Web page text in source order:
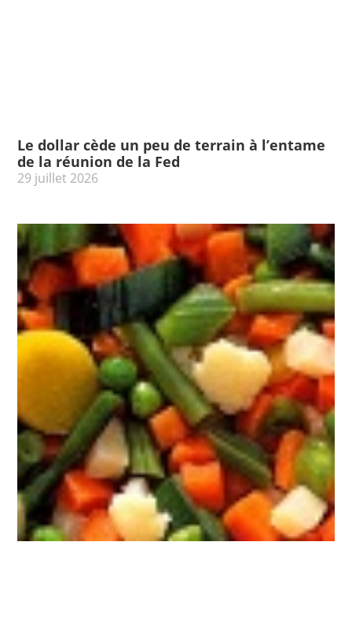
Le dollar cède un peu de terrain à l’entame
de la réunion de la Fed
29 juillet 2026